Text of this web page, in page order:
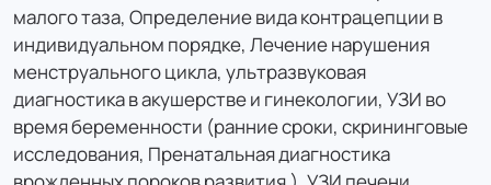
малого таза, Определение вида контрацепции в
индивидуальном порядке, Лечение нарушения
менструального цикла, ультразвуковая
диагностика в акушерстве и гинекологии, УЗИ во
время беременности (ранние сроки, скрининговые
исследования, Пренатальная диагностика